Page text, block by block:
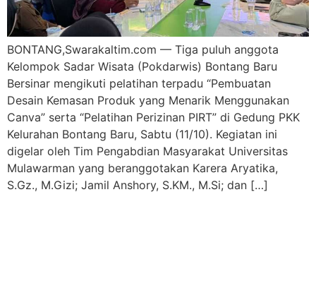
BONTANG,Swarakaltim.com — Tiga puluh anggota
Kelompok Sadar Wisata (Pokdarwis) Bontang Baru
Bersinar mengikuti pelatihan terpadu “Pembuatan
Desain Kemasan Produk yang Menarik Menggunakan
Canva” serta “Pelatihan Perizinan PIRT” di Gedung PKK
Kelurahan Bontang Baru, Sabtu (11/10). Kegiatan ini
digelar oleh Tim Pengabdian Masyarakat Universitas
Mulawarman yang beranggotakan Karera Aryatika,
S.Gz., M.Gizi; Jamil Anshory, S.KM., M.Si; dan […]